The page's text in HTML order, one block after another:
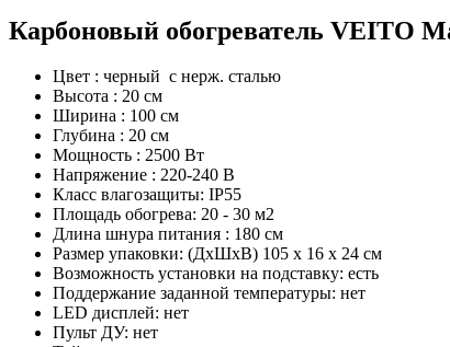
Карбоновый обогреватель VEITO
Цвет : черный с нерж. сталью
Высота : 20 см
Ширина : 100 см
Глубина : 20 см
Мощность : 2500 Вт
Напряжение : 220-240 В
Класс влагозащиты: IP55
Площадь обогрева: 20 - 30 м2
Длина шнура питания : 180 см
Размер упаковки: (ДхШхВ) 105 х 16 х 24 см
Возможность установки на подставку: есть
Поддержание заданной температуры: нет
LED дисплей: нет
Пульт ДУ: нет